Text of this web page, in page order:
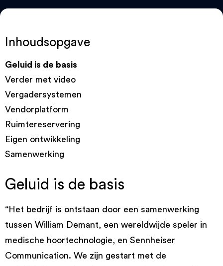
Inhoudsopgave
Geluid is de basis
Verder met video
Vergadersystemen
Vendorplatform
Ruimtereservering
Eigen ontwikkeling
Samenwerking
Geluid is de basis
“Het bedrijf is ontstaan door een samenwerking
tussen William Demant, een wereldwijde speler in
medische hoortechnologie, en Sennheiser
Communication. We zijn gestart met de